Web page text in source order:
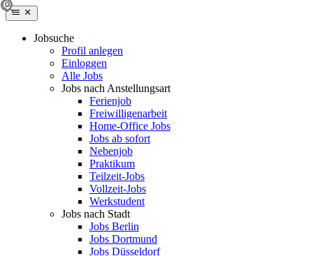
Jobsuche
Profil anlegen
Einloggen
Alle Jobs
Jobs nach Anstellungsart
Ferienjob
Freiwilligenarbeit
Home-Office Jobs
Jobs ab sofort
Nebenjob
Praktikum
Teilzeit-Jobs
Vollzeit-Jobs
Werkstudent
Jobs nach Stadt
Jobs Berlin
Jobs Dortmund
Jobs Düsseldorf